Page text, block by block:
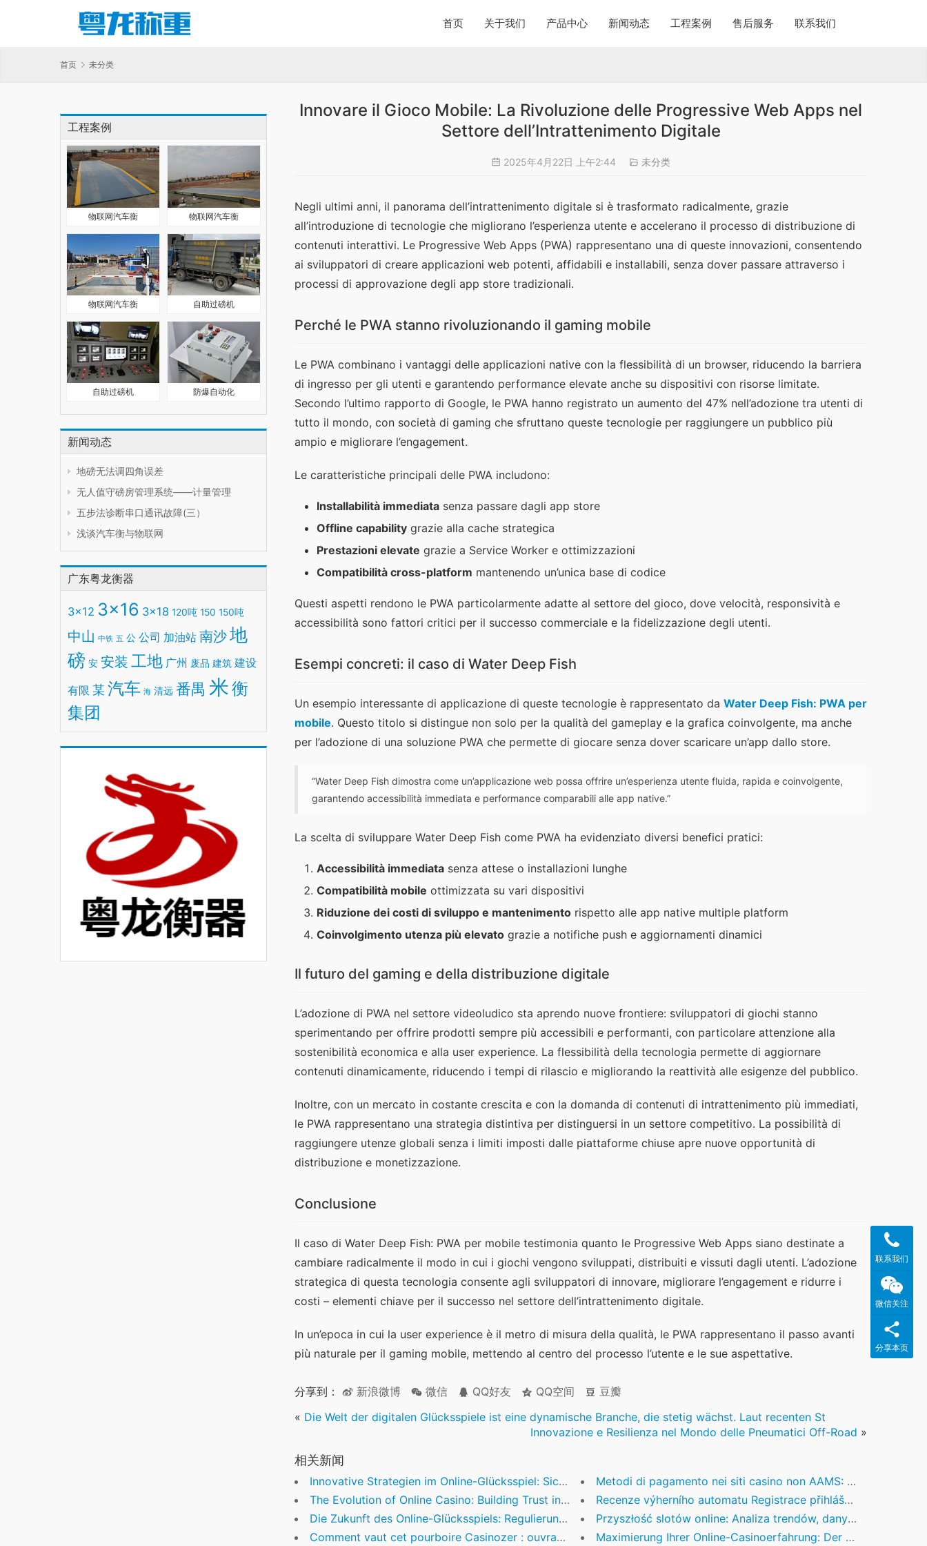
首页 关于我们 产品中心 新闻动态 工程案例 售后服务 联系我们
首页 未分类
工程案例
物联网汽车衡 物联网汽车衡
物联网汽车衡 自助过磅机
自助过磅机 防爆自动化
新闻动态
地磅无法调四角误差
无人值守磅房管理系统——计量管理
五步法诊断串口通讯故障(三）
浅谈汽车衡与物联网
广东粤龙衡器
3x12 3x16 3x18 120吨 150 150吨
中山 中铁 五 公 公司 加油站 南沙地
磅 安 安装 工地 广州 废品 建筑 建设
有限 某 汽车 海 清远 番禺 米衡
集团
Innovare il Gioco Mobile: La Rivoluzione delle Progressive Web Apps nel
Settore dell’Intrattenimento Digitale
2025年4月22日 上午2:44 未分类
Negli ultimi anni, il panorama dell’intrattenimento digitale si è trasformato radicalmente, grazie
all’introduzione di tecnologie che migliorano l’esperienza utente e accelerano il processo di distribuzione di
contenuti interattivi. Le Progressive Web Apps (PWA) rappresentano una di queste innovazioni, consentendo
ai sviluppatori di creare applicazioni web potenti, affidabili e installabili, senza dover passare attraverso i
processi di approvazione degli app store tradizionali.
Perché le PWA stanno rivoluzionando il gaming mobile
Le PWA combinano i vantaggi delle applicazioni native con la flessibilità di un browser, riducendo la barriera
di ingresso per gli utenti e garantendo performance elevate anche su dispositivi con risorse limitate.
Secondo l’ultimo rapporto di Google, le PWA hanno registrato un aumento del 47% nell’adozione tra utenti di
tutto il mondo, con società di gaming che sfruttano queste tecnologie per raggiungere un pubblico più
ampio e migliorare l’engagement.
Le caratteristiche principali delle PWA includono:
Installabilità immediata senza passare dagli app store
Offline capability grazie alla cache strategica
Prestazioni elevate grazie a Service Worker e ottimizzazioni
Compatibilità cross-platform mantenendo un’unica base di codice
Questi aspetti rendono le PWA particolarmente adatte al settore del gioco, dove velocità, responsività e
accessibilità sono fattori critici per il successo commerciale e la fidelizzazione degli utenti.
Esempi concreti: il caso di Water Deep Fish
Un esempio interessante di applicazione di queste tecnologie è rappresentato da Water Deep Fish: PWA per
mobile. Questo titolo si distingue non solo per la qualità del gameplay e la grafica coinvolgente, ma anche
per l’adozione di una soluzione PWA che permette di giocare senza dover scaricare un’app dallo store.
“Water Deep Fish dimostra come un’applicazione web possa offrire un’esperienza utente fluida, rapida e coinvolgente,
garantendo accessibilità immediata e performance comparabili alle app native.”
La scelta di sviluppare Water Deep Fish come PWA ha evidenziato diversi benefici pratici:
Accessibilità immediata senza attese o installazioni lunghe
Compatibilità mobile ottimizzata su vari dispositivi
Riduzione dei costi di sviluppo e mantenimento rispetto alle app native multiple platform
Coinvolgimento utenza più elevato grazie a notifiche push e aggiornamenti dinamici
Il futuro del gaming e della distribuzione digitale
L’adozione di PWA nel settore videoludico sta aprendo nuove frontiere: sviluppatori di giochi stanno
sperimentando per offrire prodotti sempre più accessibili e performanti, con particolare attenzione alla
sostenibilità economica e alla user experience. La flessibilità della tecnologia permette di aggiornare
contenuti dinamicamente, riducendo i tempi di rilascio e migliorando la reattività alle esigenze del pubblico.
Inoltre, con un mercato in costante crescita e con la domanda di contenuti di intrattenimento più immediati,
le PWA rappresentano una strategia distintiva per distinguersi in un settore competitivo. La possibilità di
raggiungere utenze globali senza i limiti imposti dalle piattaforme chiuse apre nuove opportunità di
distribuzione e monetizzazione.
Conclusione
Il caso di Water Deep Fish: PWA per mobile testimonia quanto le Progressive Web Apps siano destinate a
cambiare radicalmente il modo in cui i giochi vengono sviluppati, distribuiti e vissuti dagli utenti. L’adozione
strategica di questa tecnologia consente agli sviluppatori di innovare, migliorare l’engagement e ridurre i
costi – elementi chiave per il successo nel settore dell’intrattenimento digitale.
In un’epoca in cui la user experience è il metro di misura della qualità, le PWA rappresentano il passo avanti
più naturale per il gaming mobile, mettendo al centro del processo l’utente e le sue aspettative.
分享到： 新浪微博 微信 QQ好友 QQ空间
豆瓣
« Die Welt der digitalen Glücksspiele ist eine dynamische Branche, die stetig wächst. Laut recenten St
Innovazione e Resilienza nel Mondo delle Pneumatici Off-Road »
相关新闻
Innovative Strategien im Online-Glücksspiel: Sicherheit, Transparenz und die Rolle vertrauenswürdiger Anbieter
Metodi di pagamento nei siti casino non AAMS: Cosa sapere
The Evolution of Online Casino: Building Trust in a Rapidly Changing Industry
Recenze výherního automatu Registrace přihlášení Gate777 Pharaoh's Luck, RTP a možná i bonusy
Die Zukunft des Online-Glücksspiels: Regulierung, Innovation und verantwortungsvolles Angebot
Przyszłość slotów online: Analiza trendów, danych i innowacji
Comment vaut cet pourboire Casinozer : ouvrage technique sauf que bilans instructifs GH
Maximierung Ihrer Online-Casinoerfahrung: Der Einfluss von attraktiven Bonusangeboten
联系我们
微信关注
分享本页